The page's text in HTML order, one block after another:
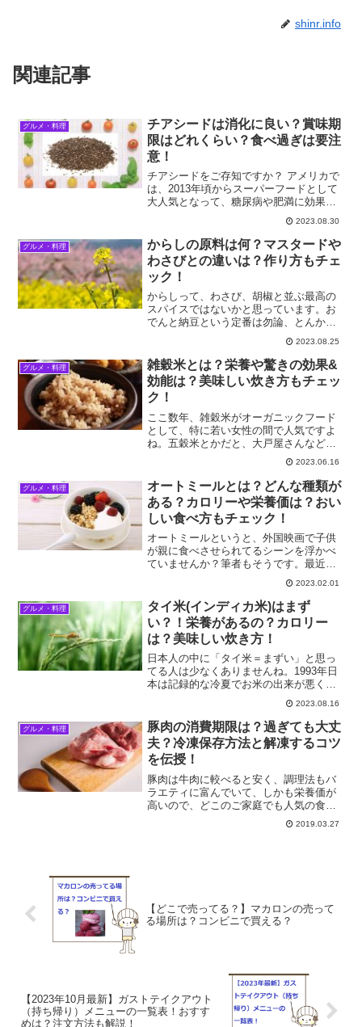
shinr.info
関連記事
グルメ・料理
チアシードは消化に良い？賞味期
限はどれくらい？食べ過ぎは要注
意！
チアシードをご存知ですか？ アメリカで
は、2013年頃からスーパーフードとして
大人気となって、糖尿病や肥満に効果的
と言われています。 日本でも注目が高ま
って、一時は雑誌、テレビなどで取り上
げられましたね。 そもそもチアシードと
は何？栄養価は...
2023.08.30
グルメ・料理
からしの原料は何？マスタードや
わさびとの違いは？作り方もチェ
ック！
からしって、わさび、胡椒と並ぶ最高の
スパイスではないかと思っています。お
でんと納豆という定番は勿論、とんかつ
やしゅうまいなどの料理、ホッドドッグ
やハンバーガーのトッピングなど、使い
過ぎると鼻がツンツンしますが、それで
もついつい使ってしまう、...
2023.08.25
グルメ・料理
雑穀米とは？栄養や驚きの効果&
効能は？美味しい炊き方もチェッ
ク！
ここ数年、雑穀米がオーガニックフード
として、特に若い女性の間で人気ですよ
ね。五穀米とかだと、大戸屋さんなど、
白いご飯と変更する事が出来るようにな
っているレストランも増えています。今
回のこの記事で、雑穀米のいろいろをも
っと知って、美容と健康に...
2023.06.16
グルメ・料理
オートミールとは？どんな種類が
ある？カロリーや栄養価は？おい
しい食べ方もチェック！
オートミールというと、外国映画で子供
が親に食べさせられてるシーンを浮かべ
ていませんか？筆者もそうです。最近こ
のオートミールがダイエットに良い、と
注目されています。日本の食卓にはあま
り馴染みのなさそうなこのオートミール
のいろいろに、今回は迫っ...
2023.02.01
グルメ・料理
タイ米(インディカ米)はまず
い？！栄養があるの？カロリー
は？美味しい炊き方！
日本人の中に「タイ米＝まずい」と思っ
てる人は少なくありませんね。1993年日
本は記録的な冷夏でお米の出来が悪く、
翌年の1994年に「日本国内で米不足」に
なり、日本政府は、急遽「タイ米を輸
入」しました、しかし、このタイ米がと
ても不味かった！な...
2023.08.16
グルメ・料理
豚肉の消費期限は？過ぎても大丈
夫？冷凍保存方法と解凍するコツ
を伝授！
豚肉は牛肉に較べると安く、調理法もバ
ラエティに富んでいて、しかも栄養価が
高いので、どこのご家庭でも人気の食材
ではないかと思います。でも、消費期限
が、他のお肉に較べると早い、という事
2019.03.27
【どこで売ってる？】マカロンの売って
る場所は？コンビニで買える？
【2023年10月最新】ガストテイクアウト
（持ち帰り）メニューの一覧表！おすす
めは？注文方法も解説！